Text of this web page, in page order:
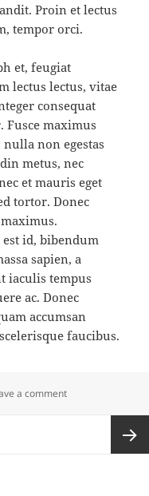
Proin et lectus
tempor orci.
et, feugiat
lectus lectus, vitae
consequat
maximus
non egestas
metus, nec
et mauris eget
tortor. Donec
id, bibendum
sapien, a
iaculis tempus
ac. Donec
accumsan
faucibus.
a commenton Claritas est